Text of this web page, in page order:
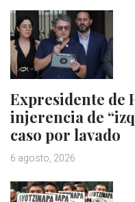
Expresidente de
injerencia de
caso por lavado
6 agosto, 2026